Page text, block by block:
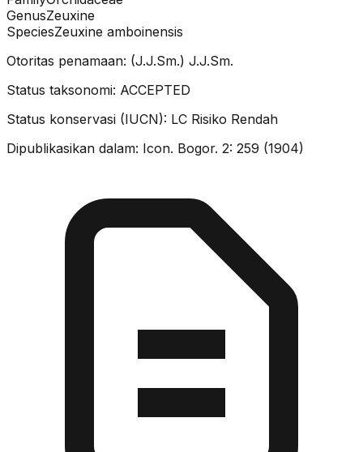
GenusZeuxine
SpeciesZeuxine amboinensis
Otoritas penamaan: (J.J.Sm.) J.J.Sm.
Status taksonomi: ACCEPTED
Status konservasi (IUCN): LC Risiko Rendah
Dipublikasikan dalam: Icon. Bogor. 2: 259 (1904)